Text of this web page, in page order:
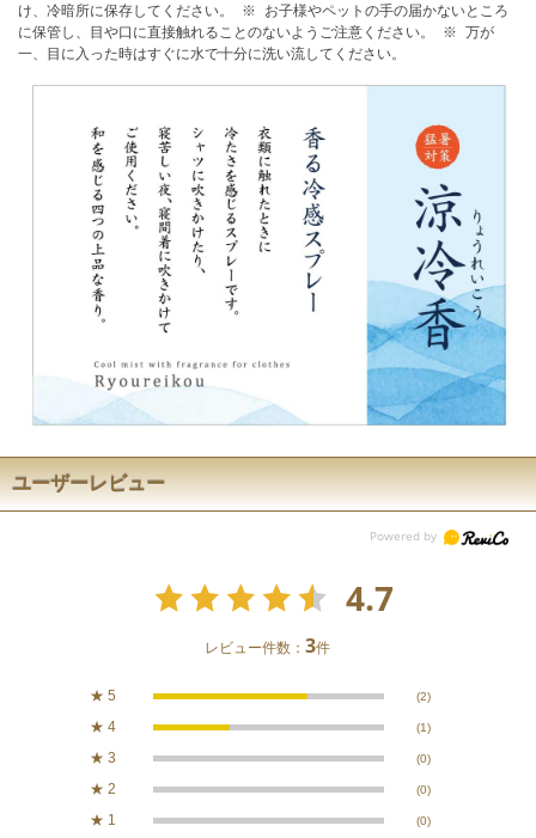
け、冷暗所に保存してください。 ※ お子様やペットの手の届かないところ
に保管し、目や口に直接触れることのないようご注意ください。 ※ 万が
一、目に入った時はすぐに水で十分に洗い流してください。
ユーザーレビュー
4.7
レビュー件数：3件
★ 5 (2)
★ 4 (1)
★ 3 (0)
★ 2 (0)
★ 1 (0)